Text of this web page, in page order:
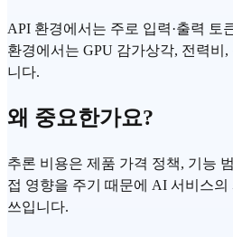
API 환경에서는 주로 입력·출력 토
환경에서는 GPU 감가상각, 전력비
니다.
왜 중요한가요?
추론 비용은 제품 가격 정책, 기능
접 영향을 주기 때문에 AI 서비스
쓰입니다.